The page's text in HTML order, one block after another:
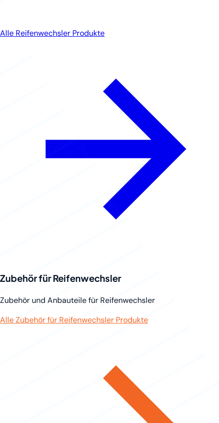
Alle Reifenwechsler Produkte
Zubehör für Reifenwechsler
Zubehör und Anbauteile für Reifenwechsler
Alle Zubehör für Reifenwechsler Produkte